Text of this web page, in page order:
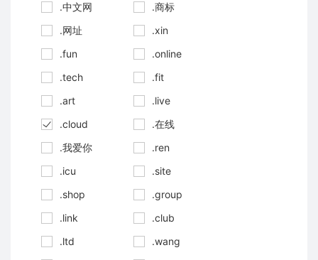
.中文网
.商标
.网址
.xin
.fun
.online
.tech
.fit
.art
.live
.cloud
.在线
.我爱你
.ren
.icu
.site
.shop
.group
.link
.club
.ltd
.wang